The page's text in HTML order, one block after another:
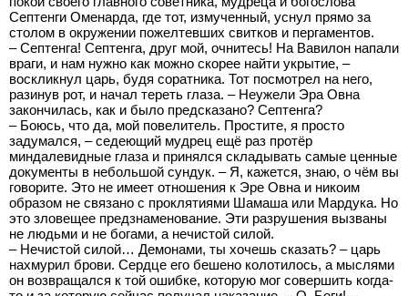
Септенги Оменарда, где тот, измученный, уснул прямо за
столом в окружении пожелтевших свитков и пергаментов.
– Септенга! Септенга, друг мой, очнитесь! На Вавилон напали
враги, и нам нужно как можно скорее найти укрытие, –
воскликнул царь, будя соратника. Тот посмотрел на него,
разинув рот, и начал тереть глаза. – Неужели Эра Овна
закончилась, как и было предсказано? Септенга?
– Боюсь, что да, мой повелитель. Простите, я просто
задумался, – седеющий мудрец ещё раз протёр
миндалевидные глаза и принялся складывать самые ценные
документы в небольшой сундук. – Я, кажется, знаю, о чём вы
говорите. Это не имеет отношения к Эре Овна и никоим
образом не связано с проклятиями Шамаша или Мардука. Но
это зловещее предзнаменование. Эти разрушения вызваны
не людьми и не богами, а нечистой силой.
– Нечистой силой… Демонами, ты хочешь сказать? – царь
нахмурил брови. Сердце его бешено колотилось, а мыслями
он возвращался к той ошибке, которую мог совершить когда-